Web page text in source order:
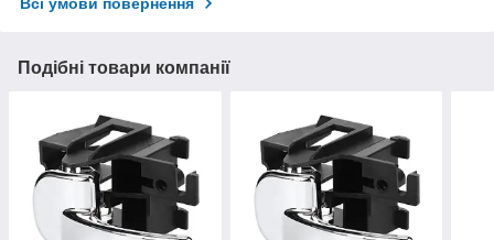
Подібні товари компанії